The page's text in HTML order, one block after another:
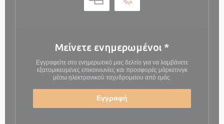
Μείνετε ενημερωμένοι *
Εγγραφείτε στο ενημερωτικό μας δελτίο για να λαμβάνετε
εξατομικευμένες επικοινωνίες και προσφορές μάρκετινγκ
μέσω ηλεκτρονικού ταχυδρομείου από εμάς.
Εγγραφή